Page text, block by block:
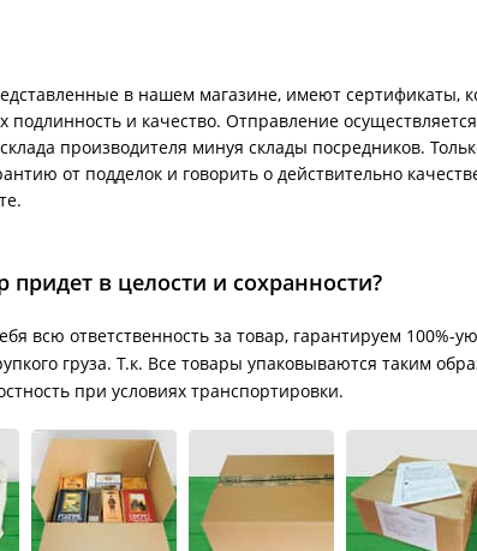
в нашем магазине, имеют сертификаты,
подлинность и качество. Отправление
производителя минуя склады посредников.
от подделок и говорить о действительно
придет в целости и сохранности?
всю ответственность за товар, гарантируем 100%-ую
груза. Т.к. Все товары упаковываются таким
при условиях транспортировки.